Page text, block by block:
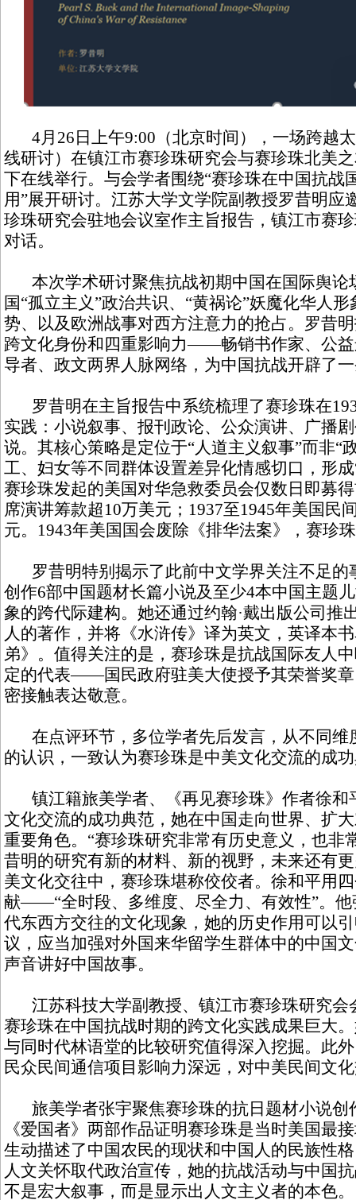
4月26日上午9:00（北京时间），一场跨越
线研讨）在镇江市赛珍珠研究会与赛珍珠北美
下在线举行。与会学者围绕“赛珍珠在中国抗战
用”展开研讨。江苏大学文学院副教授罗昔明
珍珠研究会驻地会议室作主旨报告，镇江市赛
对话。
本次学术研讨聚焦抗战初期中国在国际舆论
国“孤立主义”政治共识、“黄祸论”妖魔化华人
势、以及欧洲战事对西方注意力的抢占。罗昔
跨文化身份和四重影响力——畅销书作家、公
导者、政文两界人脉网络，为中国抗战开辟了
罗昔明在主旨报告中系统梳理了赛珍珠在
实践：小说叙事、报刊政论、公众演讲、广播
说。其核心策略是定位于“人道主义叙事”而非“
工、妇女等不同群体设置差异化情感切口，形
赛珍珠发起的美国对华急救委员会仅数日即募
席演讲筹款超10万美元；1937至1945年美国民
元。1943年美国国会废除《排华法案》，赛珍
罗昔明特别揭示了此前中文学界关注不足的
创作6部中国题材长篇小说及至少4本中国主题
象的跨代际建构。她还通过约翰·戴出版公司推
人的著作，并将《水浒传》译为英文，英译本
弟》。值得关注的是，赛珍珠是抗战国际友人
定的代表——国民政府驻美大使授予其荣誉奖
密接触表达敬意。
在点评环节，多位学者先后发言，从不同维
的认识，一致认为赛珍珠是中美文化交流的成
镇江籍旅美学者、《再见赛珍珠》作者徐和
文化交流的成功典范，她在中国走向世界、扩
重要角色。“赛珍珠研究非常有历史意义，也非
昔明的研究有新的材料、新的视野，未来还有
美文化交往中，赛珍珠堪称佼佼者。徐和平用
献——“全时段、多维度、尽全力、有效性”。
代东西方交往的文化现象，她的历史作用可以
议，应当加强对外国来华留学生群体中的中国
声音讲好中国故事。
江苏科技大学副教授、镇江市赛珍珠研究会
赛珍珠在中国抗战时期的跨文化实践成果巨大
与同时代林语堂的比较研究值得深入挖掘。此
民众民间通信项目影响力深远，对中美民间文
旅美学者张宇聚焦赛珍珠的抗日题材小说创
《爱国者》两部作品证明赛珍珠是当时美国最
生动描述了中国农民的现状和中国人的民族性
人文关怀取代政治宣传，她的抗战活动与中国
不是宏大叙事，而是显示出人文主义者的本色